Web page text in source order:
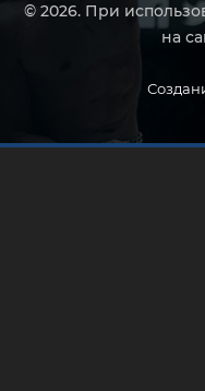
© 2026. При
на